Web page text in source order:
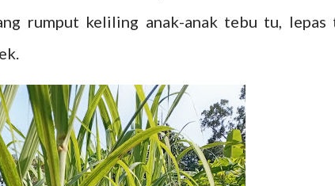
rumput keliling anak-anak tebu tu, lepas